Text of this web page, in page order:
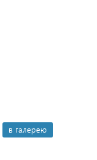
в галерею